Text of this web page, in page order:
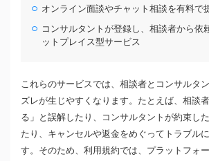
オンライン面談やチャット相談を有料で
コンサルタントが登録し、相談者から依
ットプレイス型サービス
これらのサービスでは、相談者とコンサルタ
ズレが生じやすくなります。たとえば、相談
る」と誤解したり、コンサルタントが約束し
たり、キャンセルや返金をめぐってトラブル
す。そのため、利用規約では、プラットフォ